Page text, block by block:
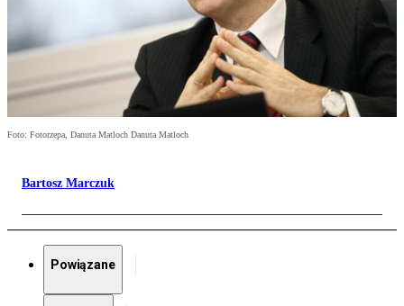
Foto: Fotorzepa, Danuta Matloch Danuta Matloch
Bartosz Marczuk
Powiązane